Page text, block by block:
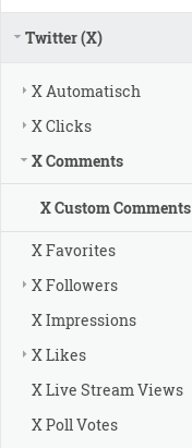
Twitter (X)
X Automatisch
X Clicks
X Comments
X Custom Comments
X Favorites
X Followers
X Impressions
X Likes
X Live Stream Views
X Poll Votes